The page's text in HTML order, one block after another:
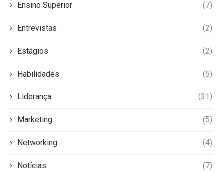
Ensino Superior (7)
Entrevistas (2)
Estágios (2)
Habilidades (5)
Liderança (31)
Marketing (5)
Networking (4)
Notícias (7)